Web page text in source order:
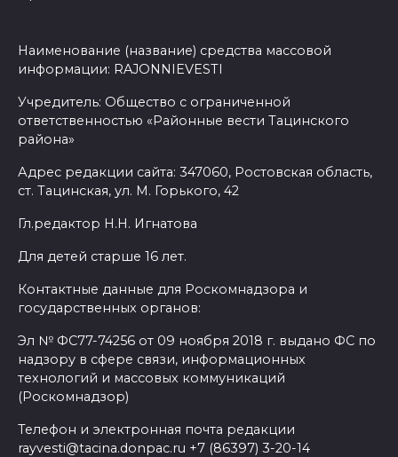
Наименование (название) средства массовой
информации: RAJONNIEVESTI
Учредитель: Общество с ограниченной
ответственностью «Районные вести Тацинского
района»
Адрес редакции сайта: 347060, Ростовская область,
ст. Тацинская, ул. М. Горького, 42
Гл.редактор Н.Н. Игнатова
Для детей старше 16 лет.
Контактные данные для Роскомнадзора и
государственных органов:
Эл № ФС77-74256 от 09 ноября 2018 г. выдано ФС по
надзору в сфере связи, информационных
технологий и массовых коммуникаций
(Роскомнадзор)
Телефон и электронная почта редакции
rayvesti@tacina.donpac.ru +7 (86397) 3-20-14